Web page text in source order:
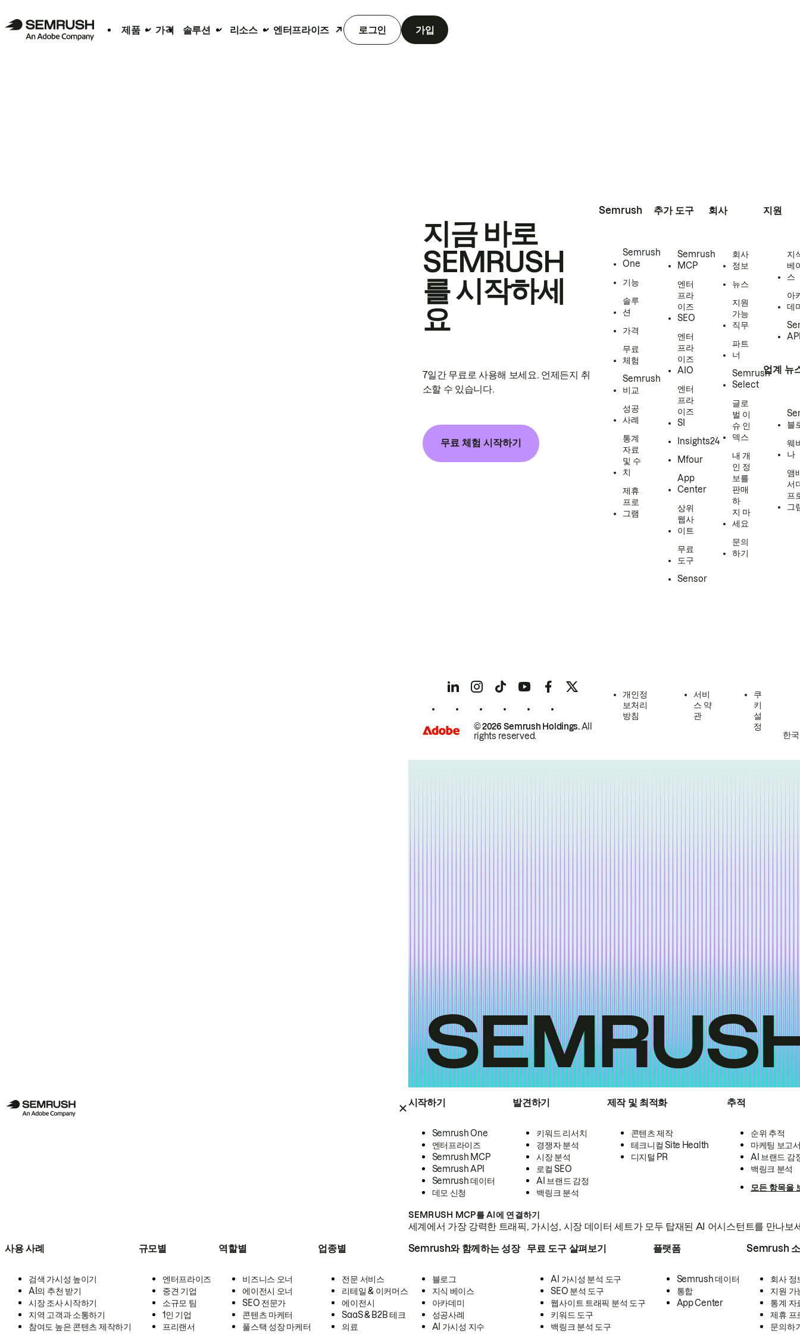
제품 가격 솔루션 리소스 엔터프라이즈 로그인 가입
시작하기
Semrush One
엔터프라이즈
Semrush MCP
Semrush API
Semrush 데이터
데모 신청
발견하기
키워드 리서치
경쟁자 분석
시장 분석
로컬 SEO
AI 브랜드 감정
백링크 분석
제작 및 최적화
콘텐츠 제작
테크니컬 Site Health
디지털 PR
추적
순위 추적
마케팅 보고
AI 브랜드 감
백링크 분석
모든 항목을
SEMRUSH MCP를 AI에 연결하기
세계에서 가장 강력한 트래픽, 가시성, 시장 데이터 세트가 모두 탑재된 AI 어시스턴트를 만나보
사용 사례
검색 가시성 높이기
AI의 추천 받기
시장 조사 시작하기
지역 고객과 소통하기
참여도 높은 콘텐츠 제작하기
규모별
엔터프라이즈
중견 기업
소규모 팀
1인 기업
프리랜서
역할별
비즈니스 오너
에이전시 오너
SEO 전문가
콘텐츠 마케터
풀스택 성장 마케터
업종별
전문 서비스
리테일 & 이커머스
에이전시
SaaS & B2B 테크
의료
Semrush와 함께하는 성장
블로그
지식 베이스
아카데미
성공사례
AI 가시성 지수
무료 도구 살펴보기
AI 가시성 분석 도구
SEO 분석 도구
웹사이트 트래픽 분석 도구
키워드 도구
백링크 분석 도구
플랫폼
Semrush 데이터
통합
App Center
Semrush
회사 정
지원 가
통계 자
제휴 프
문의하
지금 바로
SEMRUSH
를 시작하세
요
7일간 무료로 사용해 보세요. 언제든지 취
소할 수 있습니다.
무료 체험 시작하기
Semrush
Semrush
One
기능
솔루
션
가격
무료
체험
Semrush
비교
성공
사례
통계
자료
및 수
치
제휴
프로
그램
추가 도구
Semrush
MCP
엔터
프라
이즈
SEO
엔터
프라
이즈
AIO
엔터
프라
이즈
SI
Insights24
Mfour
App
Center
상위
웹사
이트
무료
도구
Sensor
회사
회사
정보
뉴스
지원
가능
직무
파트
너
Semrush
Select
글로
벌 이
슈 인
덱스
내 개
인 정
보를
판매
하
지 마
세요
문의
하기
지원
지
베
스
아
데
업계 뉴
블
웨
나
앰
서
프
그
© 2026 Semrush Holdings.All
rights reserved.
개인정
보처리
방침
서비
스 약
관
쿠
키
설
정
한